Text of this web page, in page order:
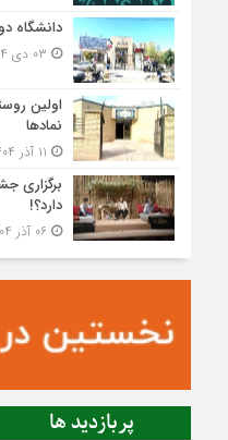
دانشگاه
اولین
نمادها
برگزاری
دارد؟!
۰۶ آذر ۱۴۰۴ - ۹:۳۲
پربازدید ها